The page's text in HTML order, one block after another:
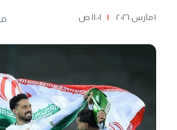
١ مارس ٢٠٢٦ | ١١:٠١ ص